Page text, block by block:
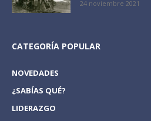
24 noviembre 2021
CATEGORÍA POPULAR
NOVEDADES
¿SABÍAS QUÉ?
LIDERAZGO